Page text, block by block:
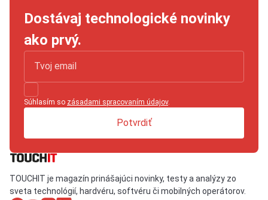
Dostávaj technologické novinky
ako prvý.
Súhlasím so zásadami spracovaním údajov.
Potvrdiť
TOUCHIT je magazín prinášajúci novinky, testy a analýzy zo
sveta technológií, hardvéru, softvéru či mobilných operátorov.